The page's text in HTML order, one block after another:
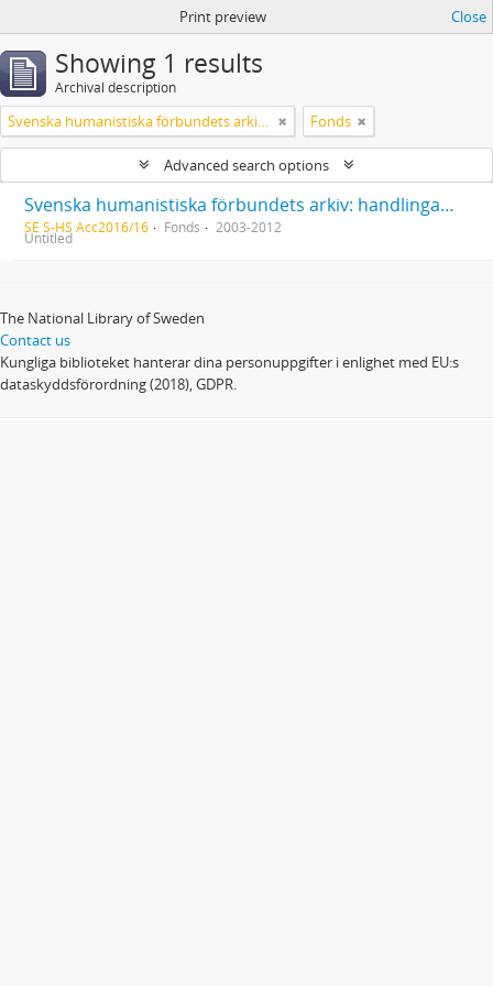
Print preview Close
Showing 1 results
Archival description
Svenska humanistiska förbundets arkiv: handlingar 2003-2012 Fonds
Advanced search options
Svenska humanistiska förbundets arkiv: handlingar 2003-2012
SE S-HS Acc2016/16 Fonds 2003-2012
Untitled
The National Library of Sweden
Contact us
Kungliga biblioteket hanterar dina personuppgifter i enlighet med EU:s
dataskyddsförordning (2018), GDPR.